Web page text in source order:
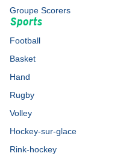
Groupe Scorers
Sports
Football
Basket
Hand
Rugby
Volley
Hockey-sur-glace
Rink-hockey